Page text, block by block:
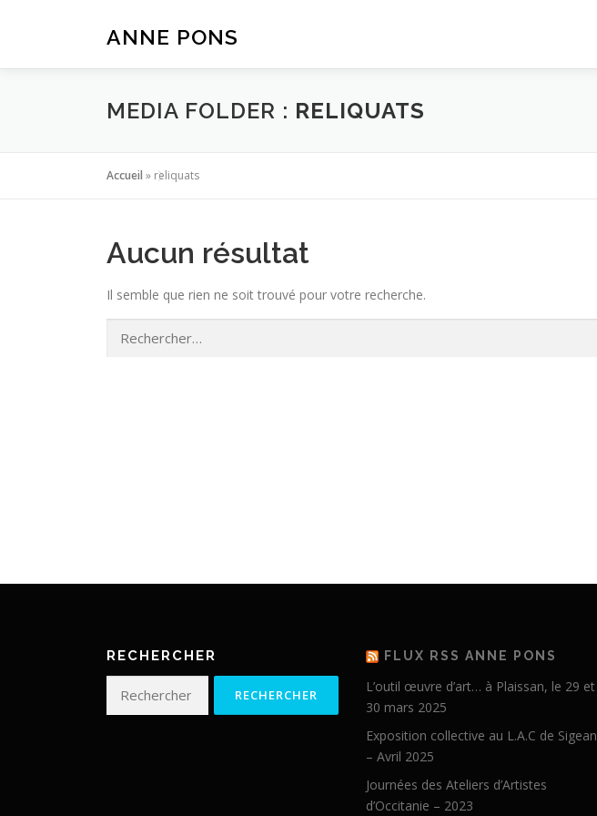
ANNE PONS
MEDIA FOLDER : RELIQUATS
Accueil » reliquats
Aucun résultat
Il semble que rien ne soit trouvé pour votre recherche.
RECHERCHER FLUX RSS ANNE PONS
L’outil œuvre d’art… à Plaissan, le 29 et
30 mars 2025
Exposition collective au L.A.C de Sigean
– Avril 2025
Journées des Ateliers d’Artistes
d’Occitanie – 2023